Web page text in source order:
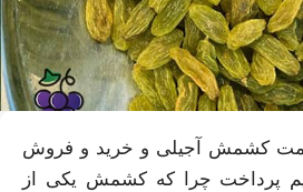
کشمش آجیلی و خرید و فروش
پرداخت چرا که کشمش یکی از